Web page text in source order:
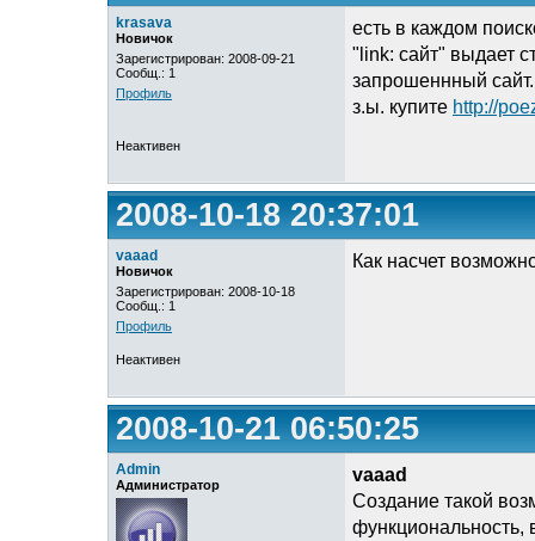
krasava
Новичок
Зарегистрирован: 2008-09-21
Сообщ.: 1
Профиль
есть в каждом
"link: сайт" выдает
запрошеннный сайт.
з.ы. купите http://
Неактивен
2008-10-18 20:37:01
vaaad
Новичок
Зарегистрирован: 2008-10-18
Сообщ.: 1
Профиль
Как насчет
Неактивен
2008-10-21 06:50:25
Admin
Администратор
vaaad
Создание такой